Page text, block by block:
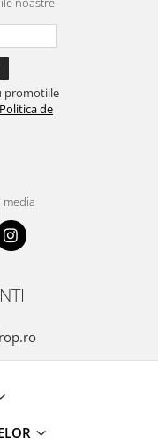
promotiile
Politica de
media